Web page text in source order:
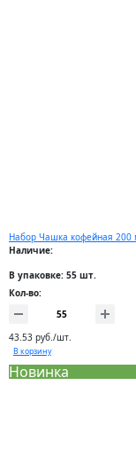
Набор Чашка кофейная 200
Наличие:
В упаковке: 55 шт.
Кол-во:
43.53 руб./шт.
В корзину
Новинка